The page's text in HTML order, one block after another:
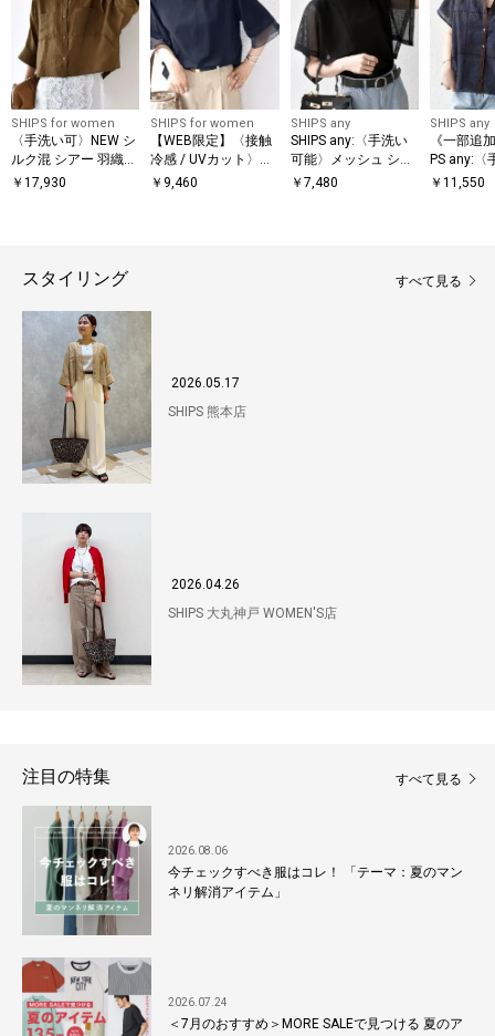
SHIPS for women
〈手洗い可〉NEW シ
ルク混 シアー 羽織
シャツ
￥ 17,930
SHIPS for women
【WEB限定】〈接触
冷感 / UVカット〉シ
アー オーガンジー コ
￥ 9,460
SHIPS any
SHIPS any:〈手洗い
可能〉メッシュ シア
ー ハンカチ スリーブ
￥ 7,480
SHIPS any
《一部追
PS any:〈
能〉エン
￥11,550
スタイリング すべて見る
2026.05.17
SHIPS 熊本店
2026.04.26
SHIPS 大丸神戸 WOMEN'S店
注目の特集 すべて見る
2026.08.06
今チェックすべき服はコレ！ 「テーマ：夏のマン
ネリ解消アイテム」
2026.07.24
＜7月のおすすめ＞MORE SALEで見つける 夏のア